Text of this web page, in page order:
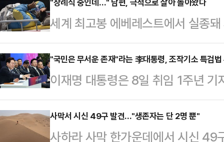
은 9일 SBS라디오 김태현의 정치
으로 진 것"이라고 밝혔다.권 의원
었지 않았느냐. 지금 4명이 됐다"며
노력을 했다기보단 오세훈 후보와
인물 차이가 결정적인 이유"라고
선거다라는…
세계 최고봉 에베레스트에서 실종
(전문 산악 안내인 부족)가 극적으
새 만으로 구조 소식이 전해 졌을
(현지시간) AFP통신 등에 따르면
다와(57)를 쿰부 빙하 폭포 인근에
크리스 스롤과 지난달 29일 에베레
"국민은 무서운 존재"라는 李대통령, 조작기소 특검
이재명 대통령은 8일 취임 1주년
·보궐선거 결과에 대해 "최소한 성
패배를 인정한 셈이다. 이번 선거에
서 12곳을 차지했지만, 최대 격전
사막서 시신 49구 발견..."생존자는 단 2명 뿐"
사하라 사막 한가운데에서 시신